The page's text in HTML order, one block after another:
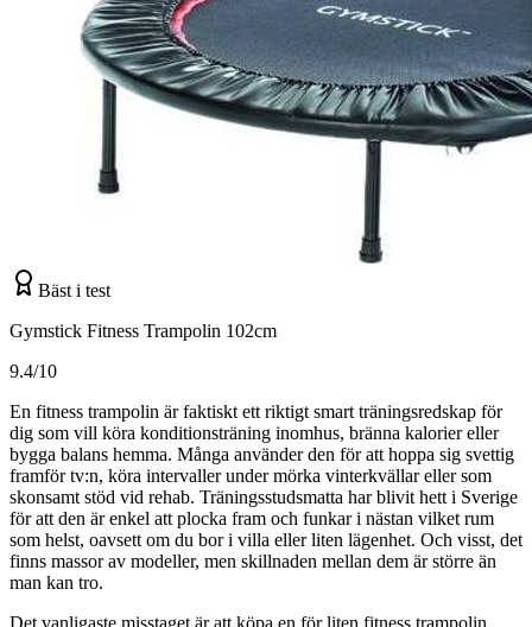
Bäst i test
Gymstick Fitness Trampolin 102cm
9.4/10
En fitness trampolin är faktiskt ett riktigt smart träningsredskap för
dig som vill köra konditionsträning inomhus, bränna kalorier eller
bygga balans hemma. Många använder den för att hoppa sig svettig
framför tv:n, köra intervaller under mörka vinterkvällar eller som
skonsamt stöd vid rehab. Träningsstudsmatta har blivit hett i Sverige
för att den är enkel att plocka fram och funkar i nästan vilket rum
som helst, oavsett om du bor i villa eller liten lägenhet. Och visst, det
finns massor av modeller, men skillnaden mellan dem är större än
man kan tro.
Det vanligaste misstaget är att köpa en för liten fitness trampolin